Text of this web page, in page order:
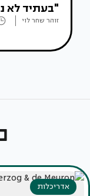
"בעתיד לא
זוהר שחר לוי
אדריכלות